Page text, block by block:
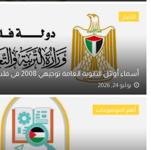
الأخبار
أسماء أوائل الثانوية العامة توجيهي 2008 في فلسطين
يوليو 24, 2026
أهم الموضوعات